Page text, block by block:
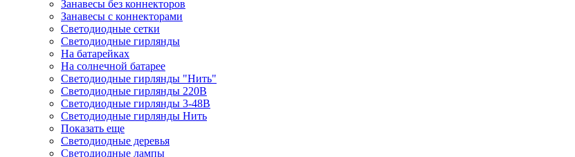
Занавесы без коннекторов
Занавесы с коннекторами
Светодиодные сетки
Светодиодные гирлянды
На батарейках
На солнечной батарее
Светодиодные гирлянды "Нить"
Светодиодные гирлянды 220В
Светодиодные гирлянды 3-48В
Светодиодные гирлянды Нить
Показать еще
Светодиодные деревья
Светодиодные лампы